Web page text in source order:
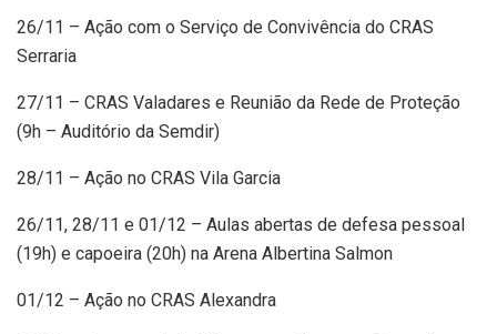
26/11 – Ação com o Serviço de Convivência do CRAS
Serraria
27/11 – CRAS Valadares e Reunião da Rede de Proteção
(9h – Auditório da Semdir)
28/11 – Ação no CRAS Vila Garcia
26/11, 28/11 e 01/12 – Aulas abertas de defesa pessoal
(19h) e capoeira (20h) na Arena Albertina Salmon
01/12 – Ação no CRAS Alexandra